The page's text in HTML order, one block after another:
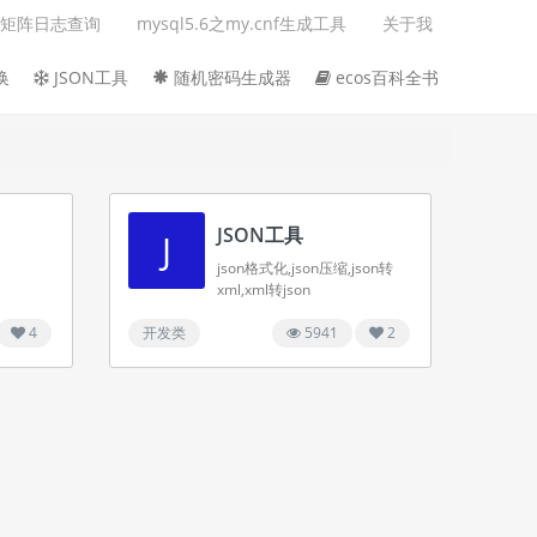
矩阵日志查询 mysql5.6之my.cnf生成工具 关于我
JSON工具 随机密码生成器 ecos百科全书
4
J JSON工具
json格式化,json压缩,json转
xml,xml转json
开发类 2
5941